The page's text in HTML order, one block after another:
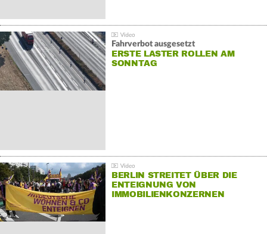
Fahrverbot ausgesetzt
ERSTE LASTER ROLLEN AM
SONNTAG
BERLIN STREITET ÜBER DIE
ENTEIGNUNG VON
IMMOBILIENKONZERNEN